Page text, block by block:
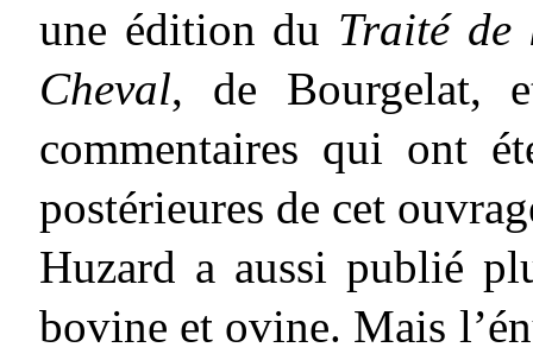
une édition du Traité de
Cheval, de Bourgelat,
commentaires qui ont
postérieures de cet
Huzard a aussi publié
bovine et ovine. Mais